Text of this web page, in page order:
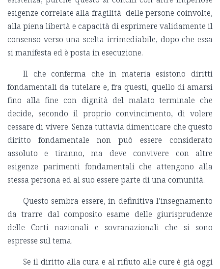
esigenze correlate alla fragilità delle persone coinvolte,
alla piena libertà e capacità di esprimere validamente il
consenso verso una scelta irrimediabile, dopo che essa
si manifesta ed è posta in esecuzione.
Il che conferma che in materia esistono diritti
fondamentali da tutelare e, fra questi, quello di amarsi
fino alla fine con dignità del malato terminale che
decide, secondo il proprio convincimento, di volere
cessare di vivere. Senza tuttavia dimenticare che questo
diritto fondamentale non può essere considerato
assoluto e tiranno, ma deve convivere con altre
esigenze parimenti fondamentali che attengono alla
stessa persona ed al suo essere parte di una comunità.
Questo sembra essere, in definitiva l’insegnamento
da trarre dal composito esame delle giurisprudenze
delle Corti nazionali e sovranazionali che si sono
espresse sul tema.
Se il diritto alla cura e al rifiuto alle cure è già oggi